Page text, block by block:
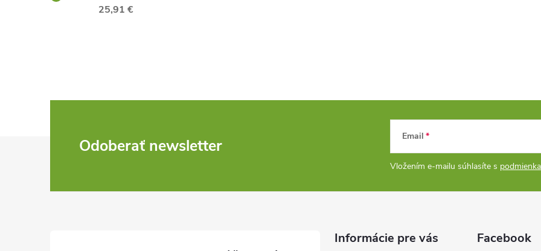
25,91 €
Odoberať newsletter Email
Vložením e-mailu súhlasíte s
Informácie pre vás Facebook